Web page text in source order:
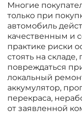
Многие
только при
автомобиль
качественным и
практике риски
стоять на
повреждаться
локальный
аккумулятор,
перекраса,
от заявленной